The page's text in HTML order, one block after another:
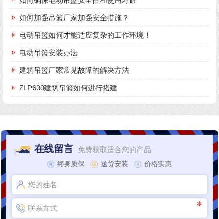
如何加强吊篮厂家加强安全措施？
电动吊篮如何才能适应复杂的工作环境！
电动吊篮安装办法
建筑吊篮厂家常见故障的解决方法
ZLP630建筑吊篮如何进行搭建
在线留言 免费获取适合您的产品
终身质保 送货安装 价格实惠